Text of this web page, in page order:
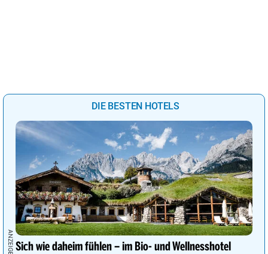
DIE BESTEN HOTELS
Sich wie daheim fühlen – im Bio- und Wellnesshotel